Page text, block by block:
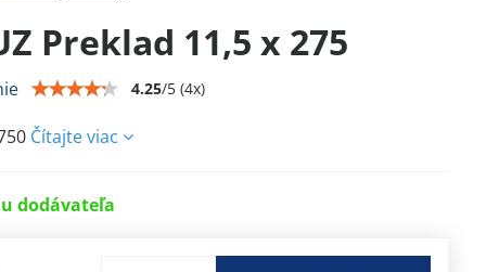
Preklad 11,5 x 275
4.25/5 (4x)
Čítajte viac
dodávateľa